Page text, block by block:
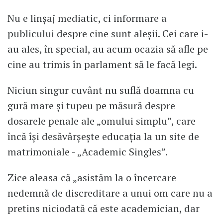
Nu e linșaj mediatic, ci informare a
publicului despre cine sunt aleșii. Cei care i-
au ales, în special, au acum ocazia să afle pe
cine au trimis în parlament să le facă legi.
Niciun singur cuvânt nu suflă doamna cu
gură mare și tupeu pe măsură despre
dosarele penale ale „omului simplu”, care
încă își desăvârșește educația la un site de
matrimoniale - „Academic Singles”.
Zice aleasa că „asistăm la o încercare
nedemnă de discreditare a unui om care nu a
pretins niciodată că este academician, dar